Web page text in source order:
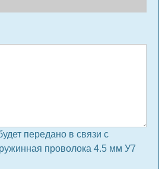
передано в связи с
проволока 4.5 мм У7